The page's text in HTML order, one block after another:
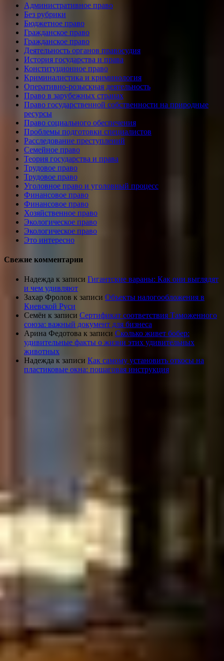
Административное право
Без рубрики
Бюджетное право
Гражданское право
Гражданское право
Деятельность органов правосудия
История государства и права
Конституционное право
Криминалистика и криминология
Оперативно-розыскная деятельность
Право в зарубежных странах
Право государственной собственности на природные
ресурсы
Право социального обеспечения
Проблемы подготовки специалистов
Расследование преступлений
Семейное право
Теория государства и права
Трудовое право
Трудовое право
Уголовное право и уголовный процесс
Финансовое право
Финансовое право
Хозяйственное право
Экологическое право
Экологическое право
Это интересно
Свежие комментарии
Надежда к записи Гигантские вараны: Как они выглядят
и чем удивляют
Захар Фролов к записи Объекты налогообложения в
Киевской Руси
Семён к записи Сертификат соответствия Таможенного
союза: важный документ для бизнеса
Арина Федотова к записи Сколько живет бобер:
удивительные факты о жизни этих удивительных
животных
Надежда к записи Как самому установить откосы на
пластиковые окна: пошаговая инструкция